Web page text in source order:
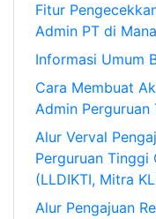
Fitur
Admin PT di
Informasi Umum
Cara Membuat
Admin
Alur Verval
Perguruan Tinggi
(LLDIKTI, Mitra
Alur Pengajuan